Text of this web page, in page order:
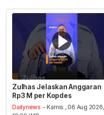
Zulhas Jelaskan Anggaran
Rp3 M per Kopdes
Dailynews - Kamis , 06 Aug 2026,